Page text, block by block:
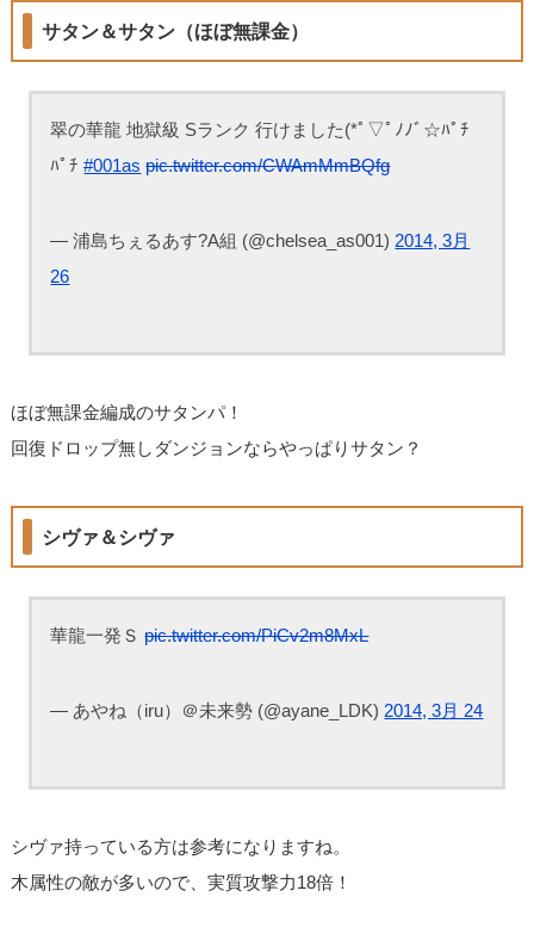
サタン＆サタン（ほぼ無課金）
翠の華龍 地獄級 Sランク 行けました(*ﾟ▽ﾟﾉﾉﾞ☆ﾊﾟﾁ
ﾊﾟﾁ#001as pic.twitter.com/CWAmMmBQfg
— 浦島ちぇるあす?A組 (@chelsea_as001) 2014, 3月
26
ほぼ無課金編成のサタンパ！
回復ドロップ無しダンジョンならやっぱりサタン？
シヴァ＆シヴァ
華龍一発Ｓpic.twitter.com/PiCv2m8MxL
— あやね（iru）＠未来勢 (@ayane_LDK) 2014, 3月 24
シヴァ持っている方は参考になりますね。
木属性の敵が多いので、実質攻撃力18倍！